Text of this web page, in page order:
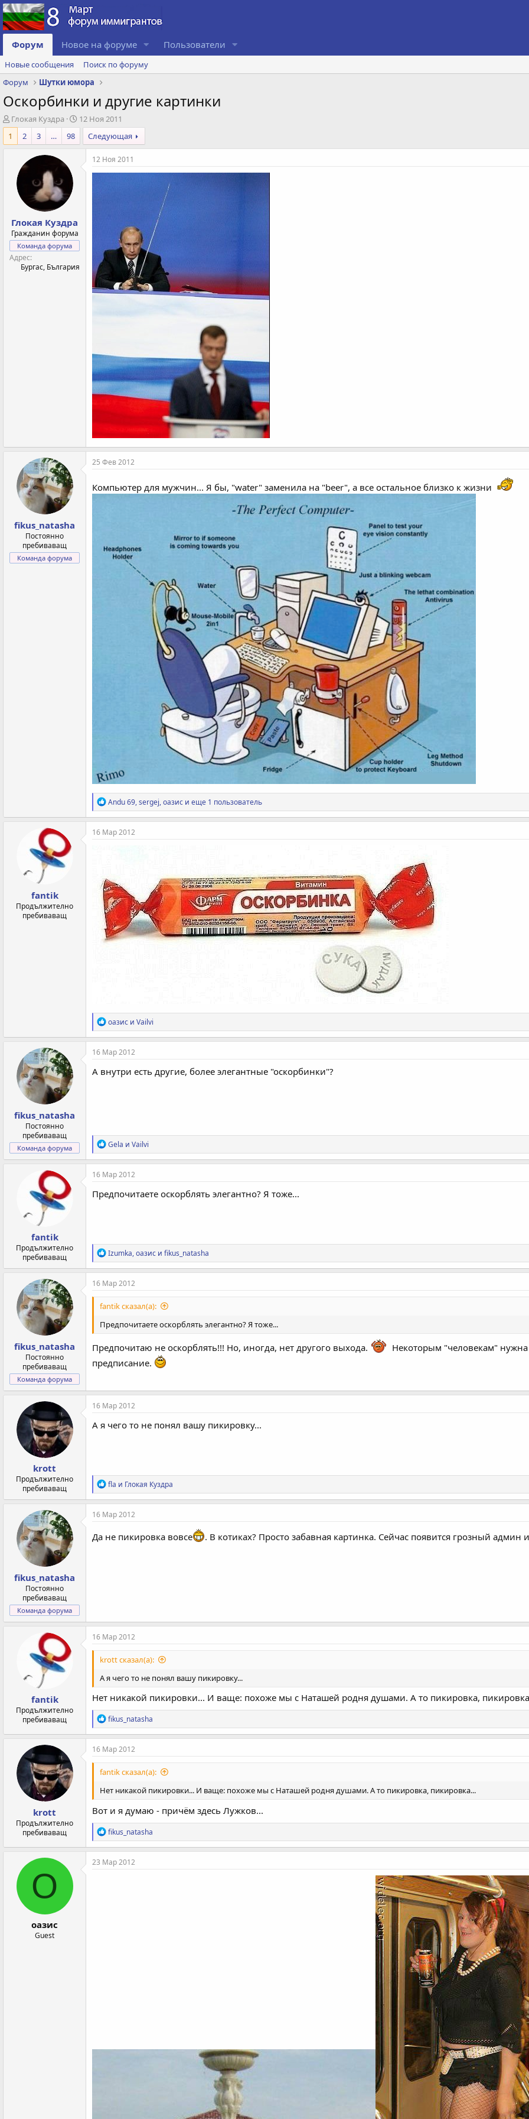
Форум Новое на форуме Пользователи
Новые сообщения
Поиск по форуму
Форум
Шутки юмора
Оскорбинки и другие картинки
А
в
т
Глокая Куздра
Д
а
12 Ноя 2011
1
2 3 … 98 Следующая
Глокая Куздра
Гражданин форума
Команда форума
Адрес
Бургас, България
12 Ноя 2011
fikus_natasha
Постоянно
пребиваващ
Команда форума
25 Фев 2012
Компьютер для мужчин... Я бы, "water" заменила на "beer", а все остальное близко к жизни
Р
е
а
к
Andu 69,sergej,оазис и еще 1 пользователь
fantik
Продължително
пребиваващ
16 Мар 2012
Р
е
а
к
и
и
оазис и Vailvi
fikus_natasha
Постоянно
пребиваващ
Команда форума
16 Мар 2012
А внутри есть другие, более элегантные "оскорбинки"?
Р
е
а
к
и
и
Gela и Vailvi
fantik
Продължително
пребиваващ
16 Мар 2012
Предпочитаете оскорблять элегантно? Я тоже...
Р
е
а
к
и
Izumka,оазис и fikus_natasha
fikus_natasha
Постоянно
пребиваващ
Команда форума
16 Мар 2012
fantik сказал(а):
Предпочитаете оскорблять элегантно? Я тоже...
Предпочитаю не оскорблять!!! Но, иногда, нет другого выхода.
Некоторым "человекам"
предписание.
krott
Продължително
пребиваващ
16 Мар 2012
А я чего то не понял вашу пикировку...
Р
е
а
к
и
fla и Глокая Куздра
fikus_natasha
Постоянно
пребиваващ
Команда форума
16 Мар 2012
Да не пикировка вовсе . В котиках? Просто забавная картинка. Сейчас появится грозный админ
fantik
Продължително
пребиваващ
16 Мар 2012
krott сказал(а):
А я чего то не понял вашу пикировку...
Нет никакой пикировки... И ваще: похоже мы с Наташей родня душами. А то пикировка,
Р
е
а
к
и
fikus_natasha
krott
Продължително
пребиваващ
16 Мар 2012
fantik сказал(а):
Нет никакой пикировки... И ваще: похоже мы с Наташей родня душами. А то пикировка, пикировка...
Вот и я думаю - причём здесь Лужков...
Р
е
а
к
fikus_natasha
О
оазис
Guest
23 Мар 2012